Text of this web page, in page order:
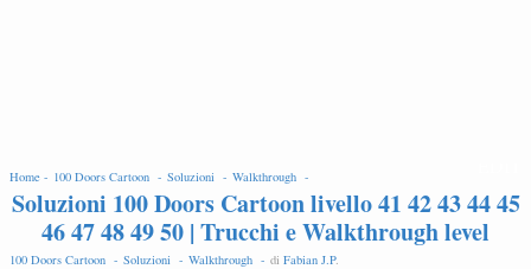
Home - 100 Doors Cartoon - Soluzioni - Walkthrough -
Soluzioni 100 Doors Cartoon livello 41 42 43 44 45
46 47 48 49 50 | Trucchi e Walkthrough level
100 Doors Cartoon - Soluzioni - Walkthrough - di Fabian J.P.